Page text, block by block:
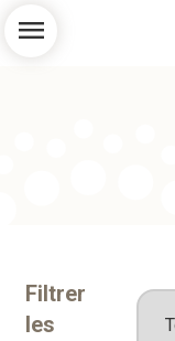
menu
Filtrer
les